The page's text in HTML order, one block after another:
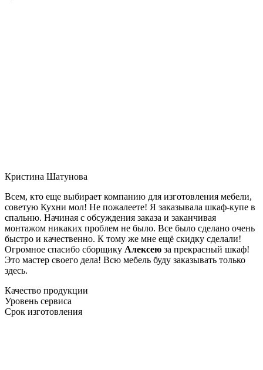
Кристина Шатунова
Всем, кто еще выбирает компанию для изготовления мебели,
советую Кухни мол! Не пожалеете! Я заказывала шкаф-купе в
спальню. Начиная с обсуждения заказа и заканчивая
монтажом никаких проблем не было. Все было сделано очень
быстро и качественно. К тому же мне ещё скидку сделали!
Огромное спасибо сборщику Алексею за прекрасный шкаф!
Это мастер своего дела! Всю мебель буду заказывать только
здесь.
Качество продукции
Уровень сервиса
Срок изготовления